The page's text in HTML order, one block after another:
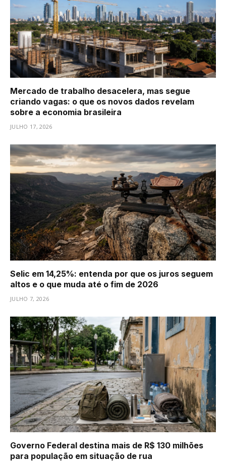
Mercado de trabalho desacelera, mas segue
criando vagas: o que os novos dados revelam
sobre a economia brasileira
JULHO 17, 2026
Selic em 14,25%: entenda por que os juros seguem
altos e o que muda até o fim de 2026
JULHO 7, 2026
Governo Federal destina mais de R$ 130 milhões
para população em situação de rua